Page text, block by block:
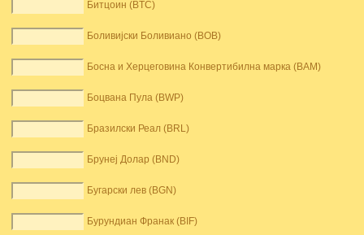
Битцоин (BTC)
Боливијски Боливиано (BOB)
Босна и Херцеговина Конвертибилна марка (BAM)
Боцвана Пула (BWP)
Бразилски Реал (BRL)
Брунеј Долар (BND)
Бугарски лев (BGN)
Бурундиан Франак (BIF)